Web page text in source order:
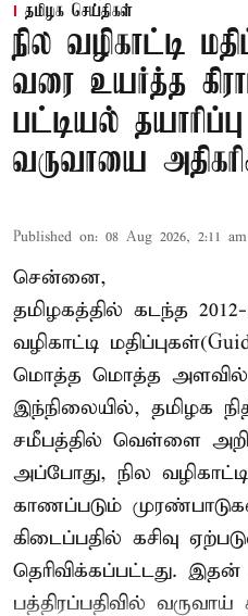
தமிழக செய்திகள்
நில வழிகாட்டி
வரை உயர்த்த
பட்டியல்
வருவாயை
Published on: 08 Aug 2026, 2:11 am
சென்னை,
தமிழகத்தில் கடந்த
வழிகாட்டி
மொத்த மொத்த அளவில்
இந்நிலையில், தமிழக
சமீபத்தில் வெள்ளை
அப்போது, நில வழிகாட்டி
காணப்படும்
கிடைப்பதில் கசிவு
தெரிவிக்கப்பட்டது.
பத்திரப்பதிவில் வருவாய்